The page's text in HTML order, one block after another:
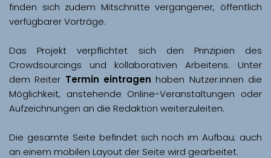
finden sich zudem Mitschnitte vergangener, öffentlich
Das Projekt verpflichtet sich den Prinzipien des
Crowdsourcings und kollaborativen Arbeitens. Unter
dem Reiter Termin eintragen haben Nutzer:innen die
Möglichkeit, anstehende Online-Veranstaltungen oder
Aufzeichnungen an die Redaktion weiterzuleiten.
Die gesamte Seite befindet sich noch im Aufbau; auch